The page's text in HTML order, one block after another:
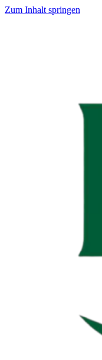
Zum Inhalt springen